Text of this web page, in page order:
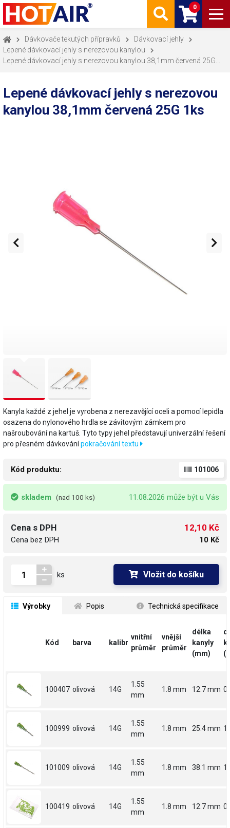
0
Dávkovače tekutých přípravků
Dávkovací jehly
Lepené dávkovací jehly s nerezovou kanylou
Lepené dávkovací jehly s nerezovou kanylou 38,1mm červená 25G
Lepené dávkovací jehly s nerezovou
kanylou 38,1mm červená 25G 1ks
Kanyla každé z jehel je vyrobena z nerezavějící oceli a pomocí lepidla
osazena do nylonového hrdla se závitovým zámkem pro
našroubování na kartuš. Tyto typy jehel představují univerzální řešení
pro přesném dávkovánípokračování textu
Kód produktu: 101006
skladem (nad 100 ks) 11.08.2026 může být u Vás
Cena s DPH
Cena bez DPH
12,10 Kč
10 Kč
ks Vložit do košíku
Výrobky Popis Technická specifikace
Kód barva kalibr
vnitřní
průměr
vnější
průměr
délka
kanyly
(mm)
100407 olivová 14G
1.55
mm
1.8 mm 12.7 mm
100999 olivová 14G
1.55
mm
1.8 mm 25.4 mm 1
101009 olivová 14G
1.55
mm
1.8 mm 38.1 mm
100419 olivová 14G
1.55
mm
1.8 mm 12.7 mm